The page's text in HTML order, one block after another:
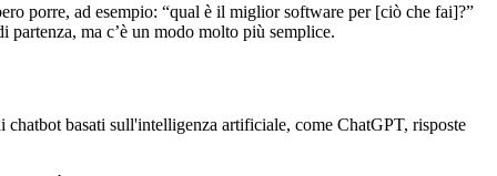
porre, ad esempio: “qual è il miglior software per [ciò che fai]?”
ma c’è un modo molto più semplice.
basati sull'intelligenza artificiale, come ChatGPT, risposte